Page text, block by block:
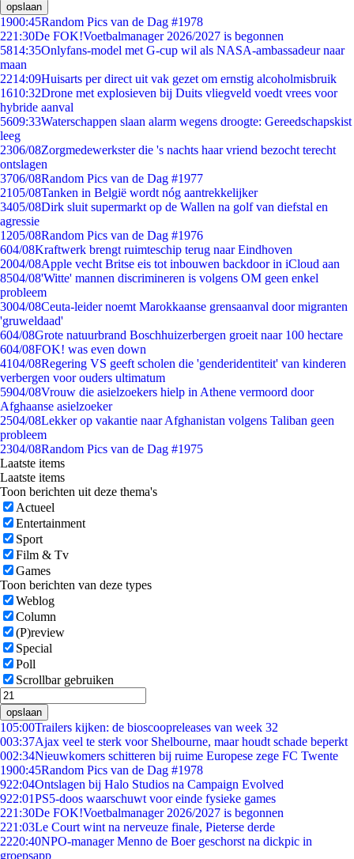
opslaan
1900:45Random Pics van de Dag #1978
221:30De FOK!Voetbalmanager 2026/2027 is begonnen
5814:35Onlyfans-model met G-cup wil als NASA-ambassadeur naar
maan
2214:09Huisarts per direct uit vak gezet om ernstig alcoholmisbruik
1610:32Drone met explosieven bij Duits vliegveld voedt vrees voor
hybride aanval
5609:33Waterschappen slaan alarm wegens droogte: Gereedschapskist
leeg
2306/08Zorgmedewerkster die 's nachts haar vriend bezocht terecht
ontslagen
3706/08Random Pics van de Dag #1977
2105/08Tanken in België wordt nóg aantrekkelijker
3405/08Dirk sluit supermarkt op de Wallen na golf van diefstal en
agressie
1205/08Random Pics van de Dag #1976
604/08Kraftwerk brengt ruimteschip terug naar Eindhoven
2004/08Apple vecht Britse eis tot inbouwen backdoor in iCloud aan
8504/08'Witte' mannen discrimineren is volgens OM geen enkel
probleem
3004/08Ceuta-leider noemt Marokkaanse grensaanval door migranten
'gruweldaad'
604/08Grote natuurbrand Boschhuizerbergen groeit naar 100 hectare
604/08FOK! was even down
4104/08Regering VS geeft scholen die 'genderidentiteit' van kinderen
verbergen voor ouders ultimatum
5904/08Vrouw die asielzoekers hielp in Athene vermoord door
Afghaanse asielzoeker
2504/08Lekker op vakantie naar Afghanistan volgens Taliban geen
probleem
2304/08Random Pics van de Dag #1975
Laatste items
Laatste items
Toon berichten uit deze thema's
Actueel
Entertainment
Sport
Film & Tv
Games
Toon berichten van deze types
Weblog
Column
(P)review
Special
Poll
Scrollbar gebruiken
opslaan
105:00Trailers kijken: de bioscoopreleases van week 32
003:37Ajax veel te sterk voor Shelbourne, maar houdt schade beperkt
002:34Nieuwkomers schitteren bij ruime Europese zege FC Twente
1900:45Random Pics van de Dag #1978
922:04Ontslagen bij Halo Studios na Campaign Evolved
922:01PS5-doos waarschuwt voor einde fysieke games
221:30De FOK!Voetbalmanager 2026/2027 is begonnen
221:03Le Court wint na nerveuze finale, Pieterse derde
2220:40NPO-manager Menno de Boer geschorst na dickpic in
groepsapp